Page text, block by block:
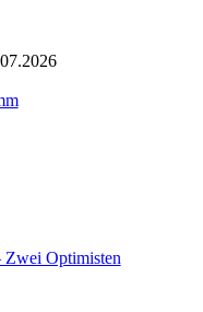
Optimisten